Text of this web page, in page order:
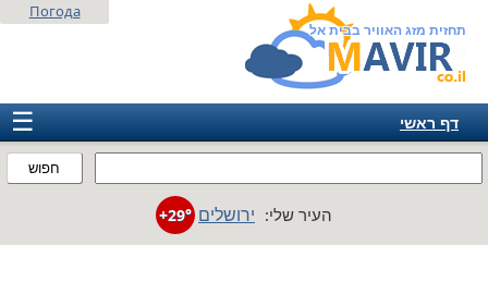
תחזית מזג האוויר בבית אל
חפוש
Погода
☰
דף ראשי
אמריקה
העיר שלי: ירושלים +29°